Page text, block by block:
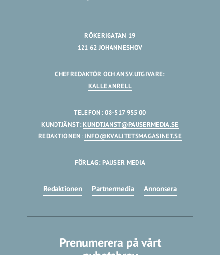
RÖKERIGATAN 19
121 62 JOHANNESHOV
CHEFREDAKTÖR OCH ANSV.UTGIVARE:
KALLE ANRELL
TELEFON: 08-517 955 00
KUNDTJÄNST:KUNDTJANST@PAUSERMEDIA.SE
REDAKTIONEN: INFO@KVALITETSMAGASINET.SE
FÖRLAG: PAUSER MEDIA
Redaktionen Partnermedia Annonsera
Prenumerera på vårt